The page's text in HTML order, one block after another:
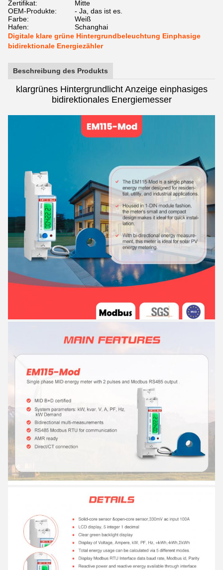
Zertifikat:
Mitte
OEM-Produkte:
- Ja, das ist es.
Farbe:
Weiß
Hafen:
Schanghai
Digitale klare grüne Hintergrundbeleuchtung Einphasige
bidirektionale Energiezähler
Beschreibung des Produkts
klargrünes Hintergrundlicht Anzeige einphasiges
bidirektionales Energiemesser